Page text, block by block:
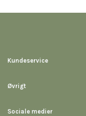
Kundeservice
Øvrigt
Sociale medier